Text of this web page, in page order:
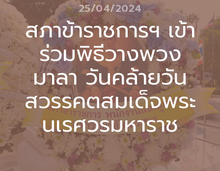
25/04/2024
สภาข้าราชการฯ เข้า
ร่วมพิธีวางพวง
มาลา วันคล้ายวัน
สวรรคตสมเด็จพระ
นเรศวรมหาราช